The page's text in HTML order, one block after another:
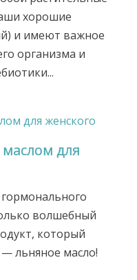
хорошие
и имеют важное
организма и
для
волшебный
который
льняное масло!